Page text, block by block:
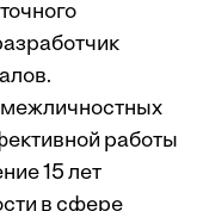
межличностных
работы
15 лет
в сфере